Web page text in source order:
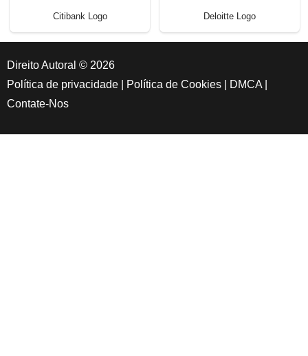
Citibank Logo Deloitte Logo
Direito Autoral © 2026
Política de privacidade
Política de Cookies DMCA
Contate-Nos